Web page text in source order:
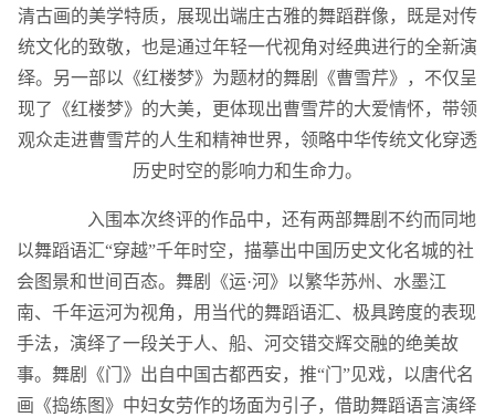
清古画的美学特质，展现出端庄古雅的舞蹈群像，既是对传
统文化的致敬，也是通过年轻一代视角对经典进行的全新演
绎。另一部以《红楼梦》为题材的舞剧《曹雪芹》，不仅呈
现了《红楼梦》的大美，更体现出曹雪芹的大爱情怀，带领
观众走进曹雪芹的人生和精神世界，领略中华传统文化穿透
历史时空的影响力和生命力。
入围本次终评的作品中，还有两部舞剧不约而同地
以舞蹈语汇“穿越”千年时空，描摹出中国历史文化名城的社
会图景和世间百态。舞剧《运·河》以繁华苏州、水墨江
南、千年运河为视角，用当代的舞蹈语汇、极具跨度的表现
手法，演绎了一段关于人、船、河交错交辉交融的绝美故
事。舞剧《门》出自中国古都西安，推“门”见戏，以唐代名
画《捣练图》中妇女劳作的场面为引子，借助舞蹈语言演绎